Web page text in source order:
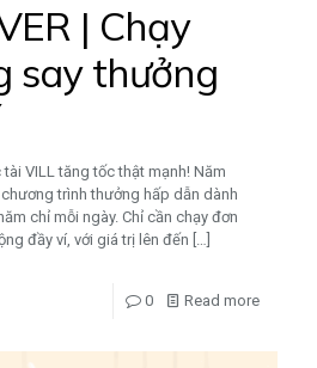
| Chạy
say thưởng
VILL tăng tốc thật mạnh! Năm
trình thưởng hấp dẫn dành
chỉ mỗi ngày. Chỉ cần chạy đơn
đầy ví, với giá trị lên đến […]
0 Read more